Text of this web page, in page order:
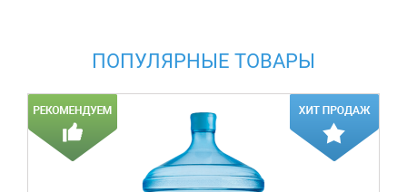
ПОПУЛЯРНЫЕ ТОВАРЫ